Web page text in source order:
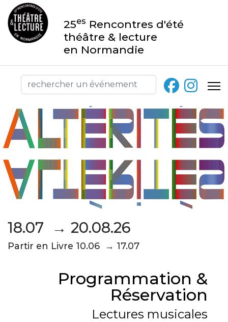
25es Rencontres d'été
théâtre & lecture
en Normandie
18.07 → 20.08.26
Partir en Livre 10.06 → 17.07
Programmation &
Réservation
Lectures musicales